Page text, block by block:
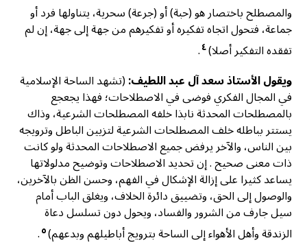
والمصطلح باختصار هو (حبة) أو (جرعة) سحرية، يتناولها فرد أو
جماعة، فتحول اتجاه تفكيره أو تفكيرهم من جهة إلى جهة، إن لم
تفقده التفكير أصلا)٤.
ويقول الأستاذ سعد آل عبد اللطيف:(تشهد الساحة الإسلامية
في المجال الفكري فوضى في الاصطلاحات؛ فهذا يجعجع
بالمصطلحات المحدثة نابذا خلفه المصطلحات الشرعية، وذاك
يستتر بباطله خلف المصطلحات الشرعية لتزيين الباطل وترويجه
بين الناس، والآخر يرفض جميع الاصطلاحات المحدثة ولو كانت
ذات معنى صحيح . إن تحديد الاصطلاحات وتوضیح مدلولاتها
يساعد كثيرا على إزالة الإشكال في الفهم، وحسن الظن بالآخرين،
والوصول إلى الحق، وتضييق دائرة الخلاف، ويغلق الباب أمام
سيل جارف من الشرور والفساد، ويحول دون تسلسل دعاة
الزندقة وأهل الأهواء إلى الساحة بترويج أباطيلهم وبدعهم)٥.